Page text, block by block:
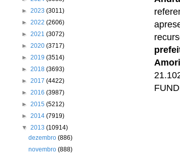
► 2023 (3011)
► 2022 (2606)
► 2021 (3072)
► 2020 (3717)
► 2019 (3514)
► 2018 (3693)
► 2017 (4422)
► 2016 (3987)
► 2015 (5212)
► 2014 (7919)
▼ 2013 (10914)
dezembro(886)
novembro(888)